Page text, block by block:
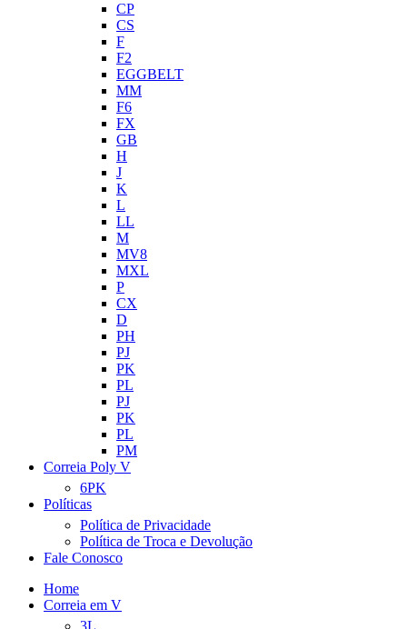
CP
CS
F
F2
EGGBELT
MM
F6
FX
GB
H
J
K
L
LL
M
MV8
MXL
P
CX
D
PH
PJ
PK
PL
PJ
PK
PL
PM
Correia Poly V
6PK
Políticas
Política de Privacidade
Política de Troca e Devolução
Fale Conosco
Home
Correia em V
3L